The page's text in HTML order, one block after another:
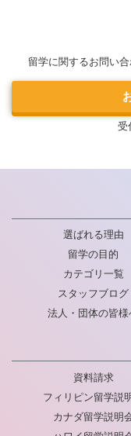
留学に関するお問い
受
選ばれる理由
留学の目的
カテゴリ一覧
スタッフブログ
法人・団体の皆様
資料請求
フィリピン留学説
カナダ留学説明